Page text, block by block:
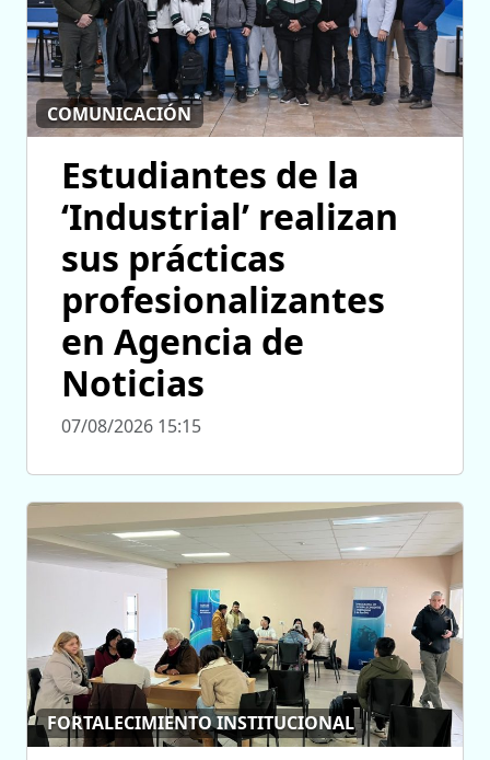
COMUNICACIÓN
Estudiantes de la
‘Industrial’ realizan
sus prácticas
profesionalizantes
en Agencia de
Noticias
07/08/2026 15:15
FORTALECIMIENTO INSTITUCIONAL